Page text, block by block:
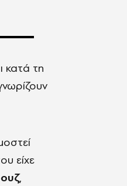
κατά τη
είχε
,